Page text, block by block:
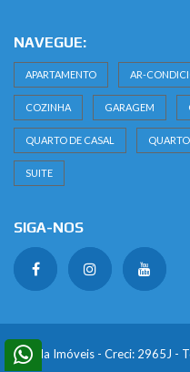
NAVEGUE:
APARTAMENTO AR-
COZINHA GARAGEM
QUARTO DE CASAL
SUITE
SIGA-NOS
Estrela Imóveis - Creci: 2965J -